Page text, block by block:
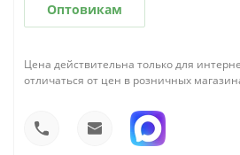
Оптовикам
Цена действительна только для
отличаться от цен в розничных